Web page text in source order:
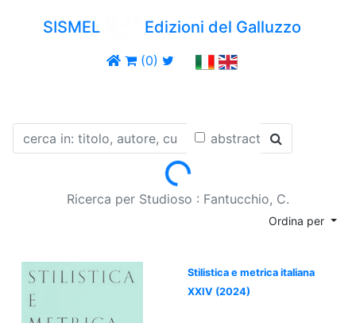
SISMEL Edizioni del Galluzzo
(0)
abstract
Loading...
Ricerca per Studioso : Fantucchio, C.
Ordina per
Stilistica e metrica italiana
XXIV (2024)